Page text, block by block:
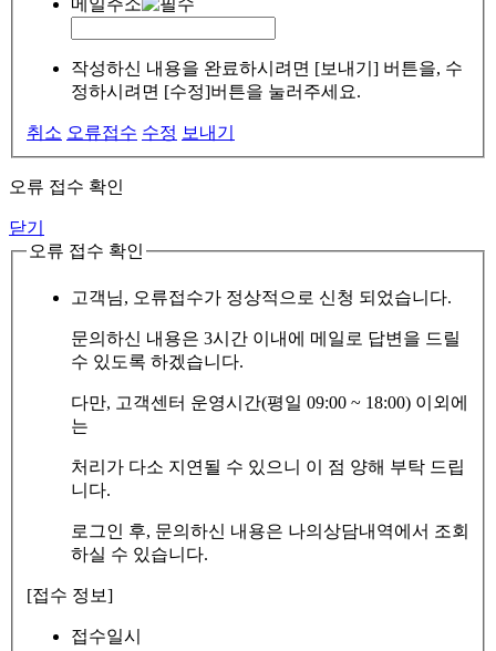
작성하신 내용을 완료하시려면 [보내기] 버튼을, 수
정하시려면 [수정]버튼을 눌러주세요.
취소 오류접수 수정 보내기
오류 접수 확인
닫기
오류 접수 확인
고객님, 오류접수가 정상적으로 신청 되었습니다.
문의하신 내용은 3시간 이내에 메일로 답변을 드릴
수 있도록 하겠습니다.
다만, 고객센터 운영시간(평일 09:00 ~ 18:00) 이외에
는
처리가 다소 지연될 수 있으니 이 점 양해 부탁 드립
니다.
로그인 후, 문의하신 내용은 나의상담내역에서 조회
하실 수 있습니다.
[접수 정보]
접수일시